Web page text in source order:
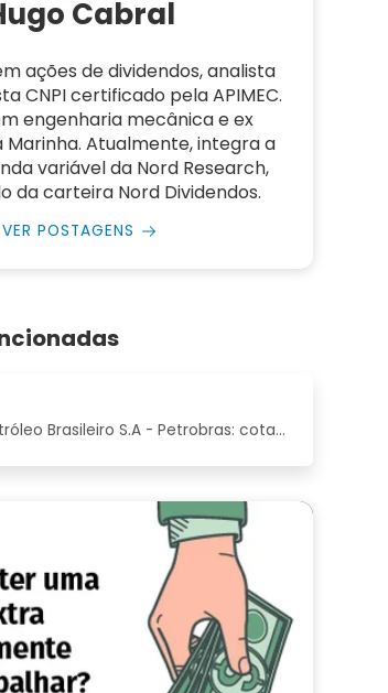
Cabral
ações de dividendos, analista
CNPI certificado pela APIMEC.
engenharia mecânica e ex
Atualmente, integra a
variável da Nord Research,
da carteira Nord Dividendos.
VER POSTAGENS
PETR4 (Petróleo Brasileiro S.A - Petrobras: cotação, análise e fundamentos